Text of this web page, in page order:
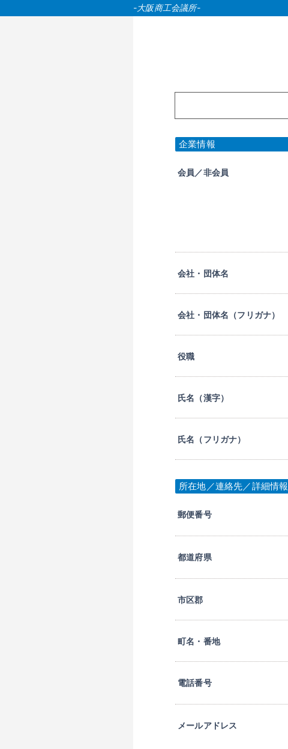
-大阪商工会議所-
企業情報
会員／非会員
会社・団体名
会社・団体名（フリガナ）
役職
氏名（漢字）
氏名（フリガナ）
所在地／連絡先／詳細情報
郵便番号
都道府県
市区郡
町名・番地
電話番号
メールアドレス